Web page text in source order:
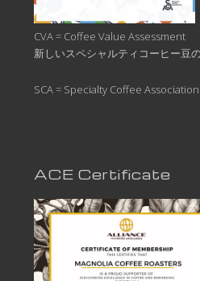
CVA = Coffee Value Assessment
新しいスペシャルティコーヒー豆
SCA = Specialty Coffee Association
ACE Certificate